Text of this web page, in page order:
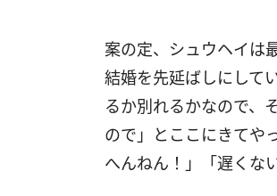
案の定、シュウヘイは
結婚を先延ばしにして
るか別れるかなので、
ので」とここにきてや
へんねん！」「遅くな